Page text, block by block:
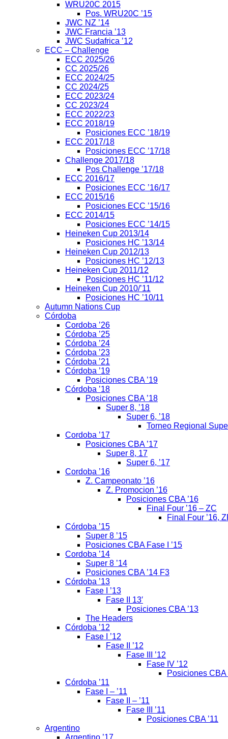
WRU20C 2015
Pos. WRU20C ’15
JWC NZ ’14
JWC Francia ’13
JWC Sudafrica ’12
ECC – Challenge
ECC 2025/26
CC 2025/26
ECC 2024/25
CC 2024/25
ECC 2023/24
CC 2023/24
ECC 2022/23
ECC 2018/19
Posiciones ECC ’18/19
ECC 2017/18
Posiciones ECC ’17/18
Challenge 2017/18
Pos Challenge ’17/18
ECC 2016/17
Posiciones ECC ’16/17
ECC 2015/16
Posiciones ECC ’15/16
ECC 2014/15
Posiciones ECC ’14/15
Heineken Cup 2013/14
Posiciones HC ’13/14
Heineken Cup 2012/13
Posiciones HC ’12/13
Heineken Cup 2011/12
Posiciones HC ’11/12
Heineken Cup 2010/’11
Posiciones HC ’10/11
Autumn Nations Cup
Córdoba
Cordoba ’26
Córdoba ’25
Córdoba ’24
Córdoba ’23
Córdoba ’21
Córdoba ’19
Posiciones CBA ’19
Córdoba ’18
Posiciones CBA ’18
Super 8, ’18
Super 6, ’18
Torneo Regional
Cordoba ’17
Posiciones CBA ’17
Super 8, 17
Super 6, ’17
Cordoba ’16
Z. Campeonato ’16
Z. Promocion ’16
Posiciones CBA ’16
Final Four ’16 – ZC
Final Four ’16,
Córdoba ’15
Super 8 ’15
Posiciones CBA Fase I ’15
Cordoba ’14
Super 8 ’14
Posiciones CBA ’14 F3
Córdoba ’13
Fase I ’13
Fase II 13′
Posiciones CBA ’13
The Headers
Córdoba ’12
Fase I ’12
Fase II ’12
Fase III ’12
Fase IV ’12
Posiciones CBA
Córdoba ’11
Fase I – ’11
Fase II – ’11
Fase III ’11
Posiciones CBA ’11
Argentino
Argentino ’17